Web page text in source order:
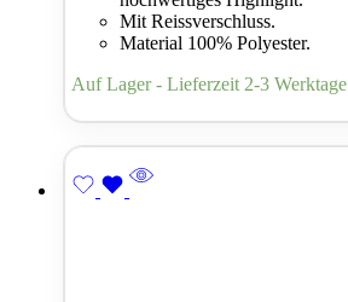
Mit Reissverschluss.
Material 100% Polyester.
Auf Lager - Lieferzeit 2-3 Werktage